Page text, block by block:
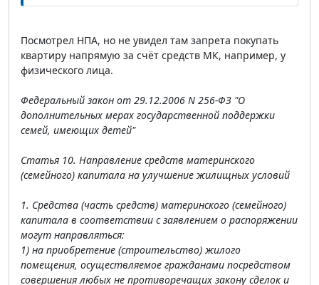
Посмотрел НПА, но не увидел там запрета покупать
квартиру напрямую за счёт средств МК, например, у
физического лица.
Федеральный закон от 29.12.2006 N 256-ФЗ "О
дополнительных мерах государственной поддержки
семей, имеющих детей"
Статья 10. Направление средств материнского
(семейного) капитала на улучшение жилищных условий
1. Средства (часть средств) материнского (семейного)
капитала в соответствии с заявлением о распоряжении
могут направляться:
1) на приобретение (строительство) жилого
помещения, осуществляемое гражданами посредством
совершения любых не противоречащих закону сделок и